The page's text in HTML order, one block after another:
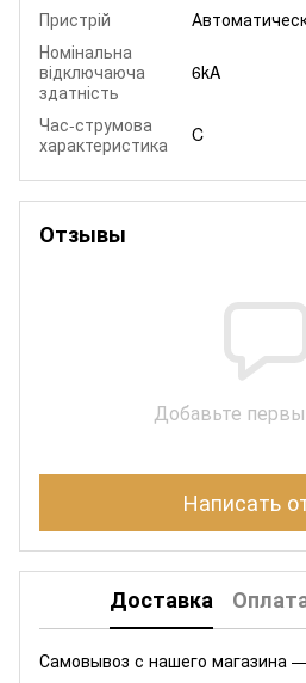
Пристрій
Номінальна
відключаюча
здатність
6kA
Час-струмова
характеристика
C
Отзывы
Добавьте
Написать
Доставка
Самовывоз с нашего магазина